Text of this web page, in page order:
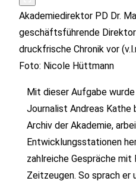
Akademiedirektor PD Dr.
geschäftsführende
druckfrische Chronik vor
Foto: Nicole Hüttmann
Mit dieser Aufgabe
Journalist Andreas
Archiv der Akademie,
Entwicklungsstationen
zahlreiche Gespräche mit
Zeitzeugen. So sprach er